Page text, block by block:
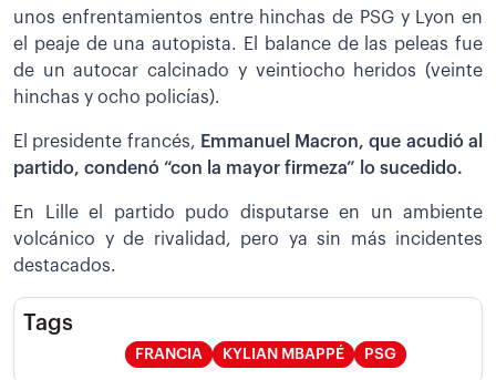
unos enfrentamientos entre hinchas de PSG y Lyon en
el peaje de una autopista. El balance de las peleas fue
de un autocar calcinado y veintiocho heridos (veinte
hinchas y ocho policías).
El presidente francés, Emmanuel Macron, que acudió al
partido, condenó “con la mayor firmeza” lo sucedido.
En Lille el partido pudo disputarse en un ambiente
volcánico y de rivalidad, pero ya sin más incidentes
destacados.
Tags
FRANCIA KYLIAN MBAPPÉ PSG